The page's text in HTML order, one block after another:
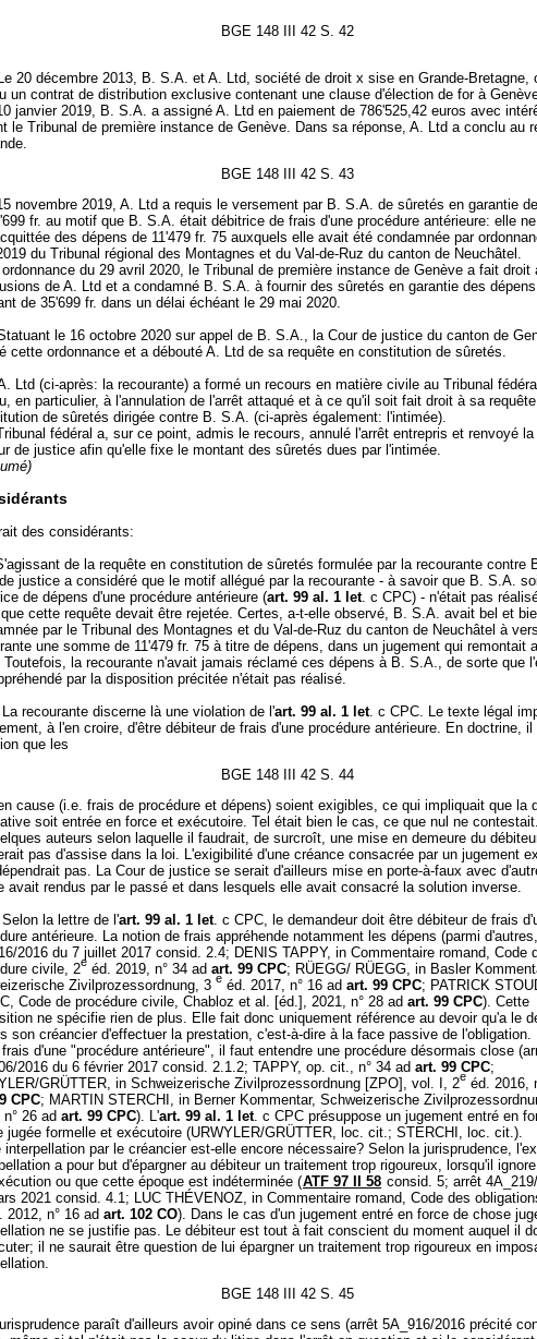
BGE 148 III 42 S. 42
Le 20 décembre 2013, B. S.A. et A. Ltd, société de droit x sise en Grande-Bretagne,
un contrat de distribution exclusive contenant une clause d'élection de for à
janvier 2019, B. S.A. a assigné A. Ltd en paiement de 786'525,42 euros avec
le Tribunal de première instance de Genève. Dans sa réponse, A. Ltd a conclu au
BGE 148 III 42 S. 43
novembre 2019, A. Ltd a requis le versement par B. S.A. de sûretés en garantie
fr. au motif que B. S.A. était débitrice de frais d'une procédure antérieure: elle
des dépens de 11'479 fr. 75 auxquels elle avait été condamnée par
du Tribunal régional des Montagnes et du Val-de-Ruz du canton de Neuchâtel.
ordonnance du 29 avril 2020, le Tribunal de première instance de Genève a fait droit
de A. Ltd et a condamné B. S.A. à fournir des sûretés en garantie des
de 35'699 fr. dans un délai échéant le 29 mai 2020.
le 16 octobre 2020 sur appel de B. S.A., la Cour de justice du canton de
cette ordonnance et a débouté A. Ltd de sa requête en constitution de sûretés.
Ltd (ci-après: la recourante) a formé un recours en matière civile au Tribunal
en particulier, à l'annulation de l'arrêt attaqué et à ce qu'il soit fait droit à sa
de sûretés dirigée contre B. S.A. (ci-après également: l'intimée).
fédéral a, sur ce point, admis le recours, annulé l'arrêt entrepris et renvoyé
de justice afin qu'elle fixe le montant des sûretés dues par l'intimée.
des considérants:
de la requête en constitution de sûretés formulée par la recourante contre
justice a considéré que le motif allégué par la recourante - à savoir que B. S.A.
de dépens d'une procédure antérieure (art. 99 al. 1 let. c CPC) - n'était pas
cette requête devait être rejetée. Certes, a-t-elle observé, B. S.A. avait bel et
par le Tribunal des Montagnes et du Val-de-Ruz du canton de Neuchâtel à
une somme de 11'479 fr. 75 à titre de dépens, dans un jugement qui remontait
Toutefois, la recourante n'avait jamais réclamé ces dépens à B. S.A., de sorte que
par la disposition précitée n'était pas réalisé.
La recourante discerne là une violation de l'art. 99 al. 1 let. c CPC. Le texte légal
à l'en croire, d'être débiteur de frais d'une procédure antérieure. En doctrine, il
que les
BGE 148 III 42 S. 44
cause (i.e. frais de procédure et dépens) soient exigibles, ce qui impliquait que la
soit entrée en force et exécutoire. Tel était bien le cas, ce que nul ne
auteurs selon laquelle il faudrait, de surcroît, une mise en demeure du
pas d'assise dans la loi. L'exigibilité d'une créance consacrée par un jugement
pas. La Cour de justice se serait d'ailleurs mise en porte-à-faux avec
avait rendus par le passé et dans lesquels elle avait consacré la solution inverse.
Selon la lettre de l'art. 99 al. 1 let. c CPC, le demandeur doit être débiteur de frais
antérieure. La notion de frais appréhende notamment les dépens (parmi
2016 du 7 juillet 2017 consid. 2.4; DENIS TAPPY, in Commentaire romand, Code
civile, 2e éd. 2019, n° 34 ad art. 99 CPC; RÜEGG/ RÜEGG, in Basler
Zivilprozessordnung, 3 e éd. 2017, n° 16 ad art. 99 CPC; PATRICK
Code de procédure civile, Chabloz et al. [éd.], 2021, n° 28 ad art. 99 CPC). Cette
ne spécifie rien de plus. Elle fait donc uniquement référence au devoir qu'a le
son créancier d'effectuer la prestation, c'est-à-dire à la face passive de l'obligation.
frais d'une "procédure antérieure", il faut entendre une procédure désormais close
2016 du 6 février 2017 consid. 2.1.2; TAPPY, op. cit., n° 34 ad art. 99 CPC;
GRÜTTER, in Schweizerische Zivilprozessordnung [ZPO], vol. I, 2e éd. 2016,
CPC; MARTIN STERCHI, in Berner Kommentar, Schweizerische
26 ad art. 99 CPC). L'art. 99 al. 1 let. c CPC présuppose un jugement entré en
jugée formelle et exécutoire (URWYLER/GRÜTTER, loc. cit.; STERCHI, loc. cit.).
interpellation par le créancier est-elle encore nécessaire? Selon la jurisprudence,
a pour but d'épargner au débiteur un traitement trop rigoureux, lorsqu'il
ou que cette époque est indéterminée (ATF 97 II 58 consid. 5; arrêt
2021 consid. 4.1; LUC THÉVENOZ, in Commentaire romand, Code des
2012, n° 16 ad art. 102 CO). Dans le cas d'un jugement entré en force de chose
ne se justifie pas. Le débiteur est tout à fait conscient du moment auquel il
il ne saurait être question de lui épargner un traitement trop rigoureux en
BGE 148 III 42 S. 45
paraît d'ailleurs avoir opiné dans ce sens (arrêt 5A_916/2016 précité